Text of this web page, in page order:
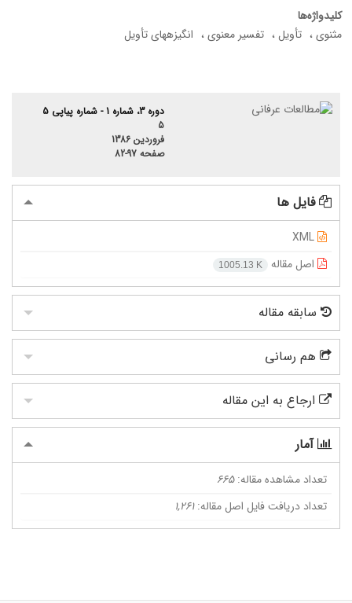
کلیدواژه‌ها
مثنوی
تأویل تفسیر معنوی انگیزه‏های تأویل
دوره 3، شماره 1 - شماره پیاپی 5
5
فروردین 1386
صفحه 82-97
فایل ها
اصل مقاله
1005.13 K
سابقه مقاله
هم رسانی
ارجاع به این مقاله
آمار
تعداد مشاهده مقاله:665
تعداد دریافت فایل اصل مقاله:1,261